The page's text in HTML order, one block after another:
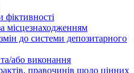
фіктивності
місцезнаходженням
до системи депозитарного
або виконання
правочинів щодо цінних